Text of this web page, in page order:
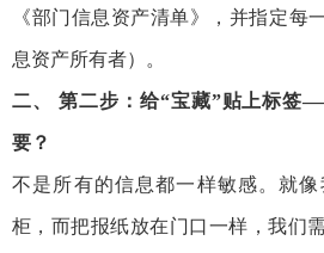
《部门信息资产清单》，并指定每
息资产所有者）。
二、 第二步：给“宝藏”贴上标签
要？
不是所有的信息都一样敏感。就
柜，而把报纸放在门口一样，我们